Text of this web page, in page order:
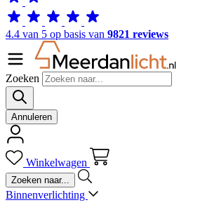
4.4 van 5 op basis van 9821 reviews
Zoeken
Annuleren
Winkelwagen
Binnenverlichting